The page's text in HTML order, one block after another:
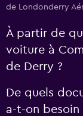
de Londonderry
À partir de
voiture à
de Derry ?
De quels
a-t-on besoin